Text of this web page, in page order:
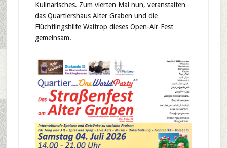
Kulinarisches. Zum vierten Mal nun, veranstalten
das Quartiershaus Alter Graben und die
Flüchtlingshilfe Waltrop dieses Open-Air-Fest
gemeinsam.